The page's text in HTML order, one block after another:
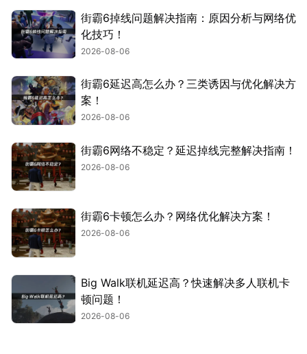
街霸6掉线问题解决指南：原因分析与网络优
化技巧！
2026-08-06
街霸6延迟高怎么办？三类诱因与优化解决方
案！
2026-08-06
街霸6网络不稳定？延迟掉线完整解决指南！
2026-08-06
街霸6卡顿怎么办？网络优化解决方案！
2026-08-06
Big Walk联机延迟高？快速解决多人联机卡
顿问题！
2026-08-06